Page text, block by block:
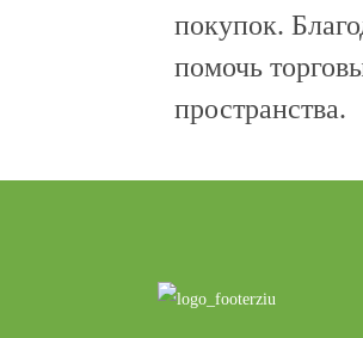
покупок.
помочь
пространства.